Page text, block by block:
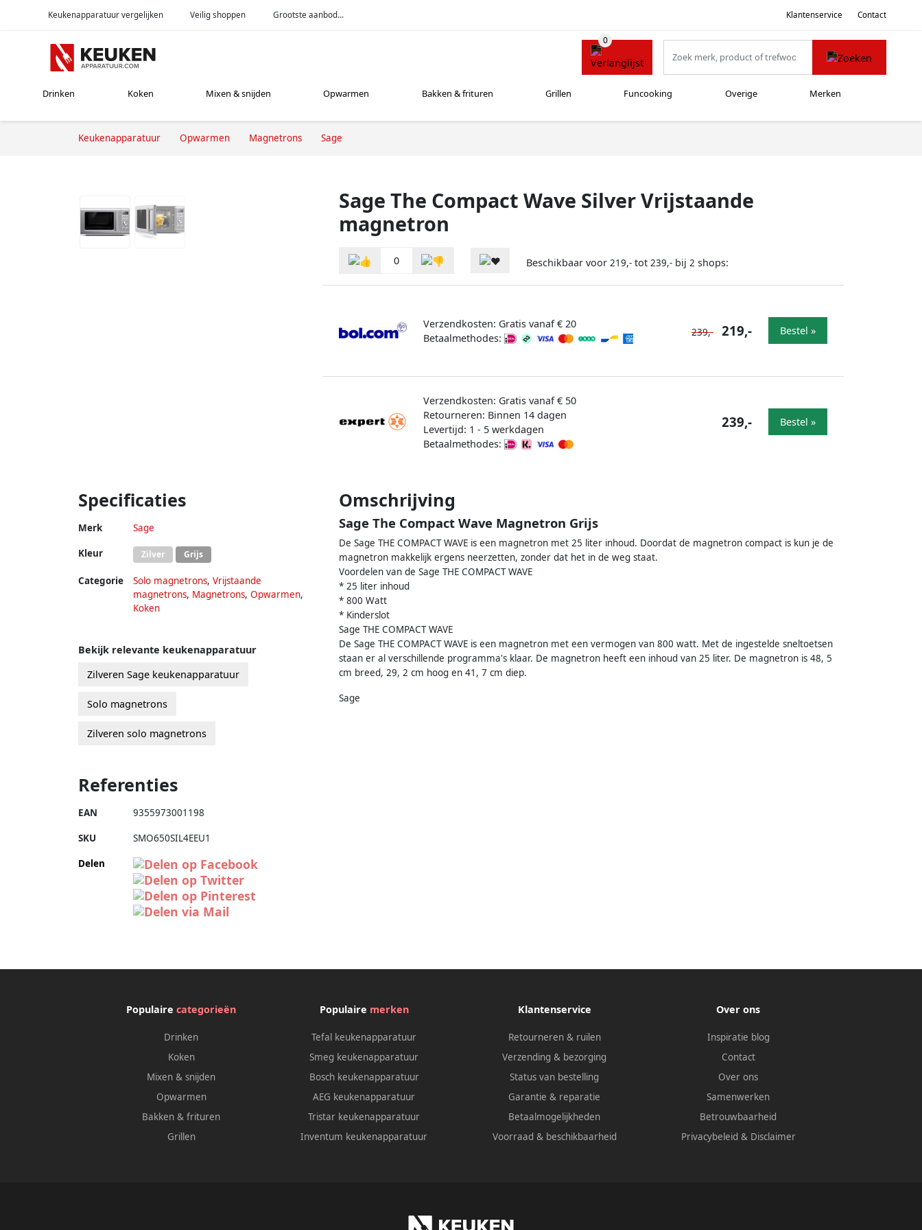
Keukenapparatuur vergelijken Veilig shoppen Grootste aanbod... Klantenservice Contact
Drinken Koken Mixen & snijden Opwarmen Bakken & frituren Grillen Funcooking Overige Merken
Keukenapparatuur Opwarmen Magnetrons Sage
Sage The Compact Wave Silver Vrijstaande
magnetron
0 Beschikbaar voor 219,- tot 239,- bij 2 shops:
Verzendkosten: Gratis vanaf € 20
Betaalmethodes:
239,- 219,- Bestel »
Verzendkosten: Gratis vanaf € 50
Retourneren: Binnen 14 dagen
Levertijd: 1 - 5 werkdagen
Betaalmethodes:
239,- Bestel »
Specificaties
Merk Sage
Kleur Zilver Grijs
Categorie Solo magnetrons, Vrijstaande
magnetrons, Magnetrons, Opwarmen,
Koken
Omschrijving
Sage The Compact Wave Magnetron Grijs
De Sage THE COMPACT WAVE is een magnetron met 25 liter inhoud. Doordat de magnetron compact is kun je de
magnetron makkelijk ergens neerzetten, zonder dat het in de weg staat.
Voordelen van de Sage THE COMPACT WAVE
* 25 liter inhoud
* 800 Watt
* Kinderslot
Sage THE COMPACT WAVE
De Sage THE COMPACT WAVE is een magnetron met een vermogen van 800 watt. Met de ingestelde sneltoetsen
staan er al verschillende programma's klaar. De magnetron heeft een inhoud van 25 liter. De magnetron is 48, 5
cm breed, 29, 2 cm hoog en 41, 7 cm diep.
Sage
Bekijk relevante keukenapparatuur
Zilveren Sage keukenapparatuur
Solo magnetrons
Zilveren solo magnetrons
Referenties
EAN 9355973001198
SKU SMO650SIL4EEU1
Delen
Populairecategorieën
Drinken
Koken
Mixen & snijden
Opwarmen
Bakken & frituren
Grillen
Populaire merken
Tefal keukenapparatuur
Smeg keukenapparatuur
Bosch keukenapparatuur
AEG keukenapparatuur
Tristar keukenapparatuur
Inventum keukenapparatuur
Klantenservice
Retourneren & ruilen
Verzending & bezorging
Status van bestelling
Garantie & reparatie
Betaalmogelijkheden
Voorraad & beschikbaarheid
Over ons
Inspiratie blog
Contact
Over ons
Samenwerken
Betrouwbaarheid
Privacybeleid & Disclaimer